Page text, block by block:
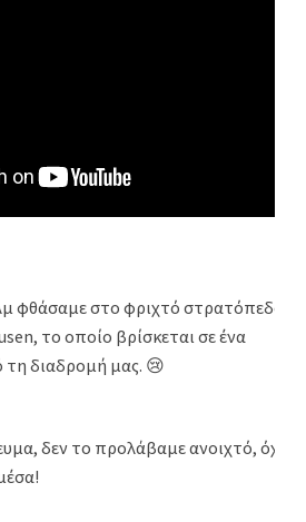
φθάσαμε στο φριχτό στρατόπεδο
το οποίο βρίσκεται σε ένα
τη διαδρομή μας. 😢
δεν το προλάβαμε ανοιχτό, όχι